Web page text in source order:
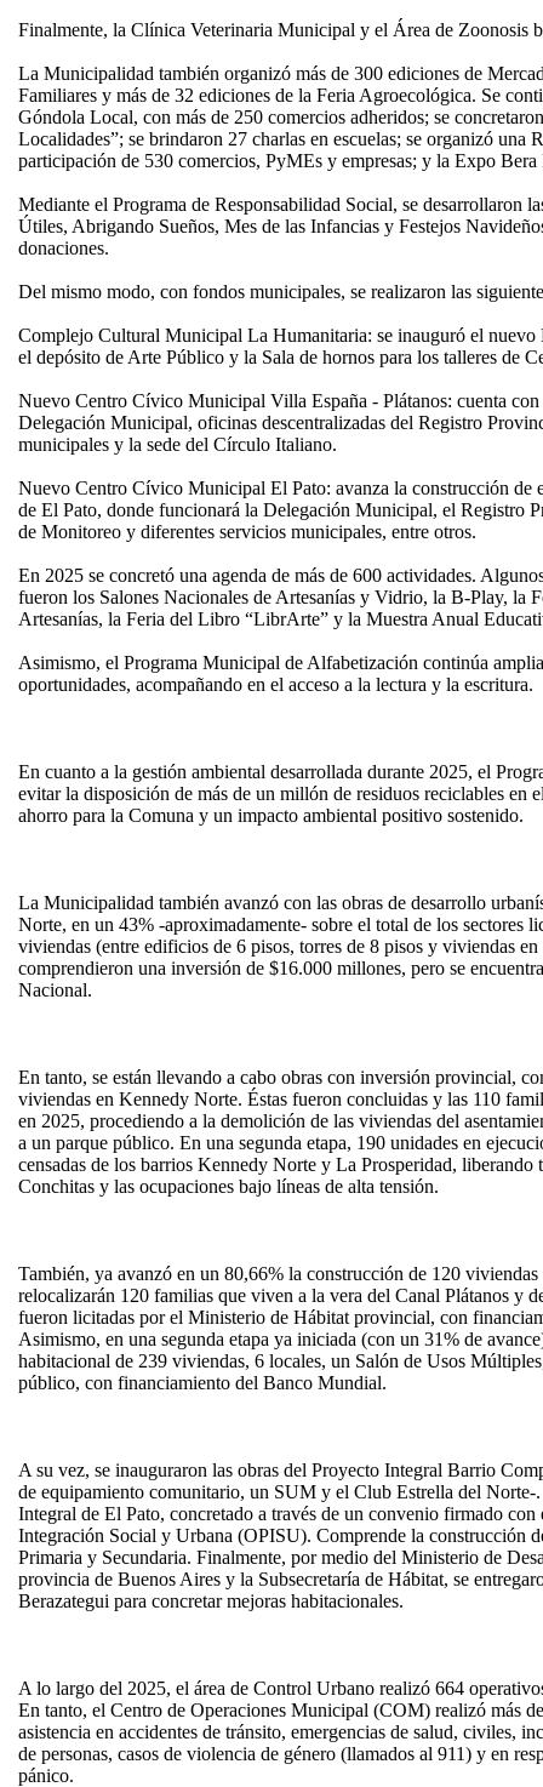
Finalmente, la Clínica Veterinaria Municipal y el Área de Zoonosis
La Municipalidad también organizó más de 300 ediciones de
Familiares y más de 32 ediciones de la Feria Agroecológica. Se
Góndola Local, con más de 250 comercios adheridos; se
Localidades”; se brindaron 27 charlas en escuelas; se organizó una
participación de 530 comercios, PyMEs y empresas; y la Expo
Mediante el Programa de Responsabilidad Social, se desarrollaron
Útiles, Abrigando Sueños, Mes de las Infancias y Festejos
donaciones.
Del mismo modo, con fondos municipales, se realizaron las
Complejo Cultural Municipal La Humanitaria: se inauguró el nuevo
el depósito de Arte Público y la Sala de hornos para los talleres de
Nuevo Centro Cívico Municipal Villa España - Plátanos: cuenta
Delegación Municipal, oficinas descentralizadas del Registro
municipales y la sede del Círculo Italiano.
Nuevo Centro Cívico Municipal El Pato: avanza la construcción de
de El Pato, donde funcionará la Delegación Municipal, el Registro
de Monitoreo y diferentes servicios municipales, entre otros.
En 2025 se concretó una agenda de más de 600 actividades.
fueron los Salones Nacionales de Artesanías y Vidrio, la B-Play, la
Artesanías, la Feria del Libro “LibrArte” y la Muestra Anual
Asimismo, el Programa Municipal de Alfabetización continúa
oportunidades, acompañando en el acceso a la lectura y la escritura.
En cuanto a la gestión ambiental desarrollada durante 2025, el
evitar la disposición de más de un millón de residuos reciclables en
ahorro para la Comuna y un impacto ambiental positivo sostenido.
La Municipalidad también avanzó con las obras de desarrollo
Norte, en un 43% -aproximadamente- sobre el total de los sectores
viviendas (entre edificios de 6 pisos, torres de 8 pisos y viviendas
comprendieron una inversión de $16.000 millones, pero se
Nacional.
En tanto, se están llevando a cabo obras con inversión provincial,
viviendas en Kennedy Norte. Éstas fueron concluidas y las 110
en 2025, procediendo a la demolición de las viviendas del
a un parque público. En una segunda etapa, 190 unidades en
censadas de los barrios Kennedy Norte y La Prosperidad,
Conchitas y las ocupaciones bajo líneas de alta tensión.
También, ya avanzó en un 80,66% la construcción de 120
relocalizarán 120 familias que viven a la vera del Canal Plátanos y
fueron licitadas por el Ministerio de Hábitat provincial, con
Asimismo, en una segunda etapa ya iniciada (con un 31% de
habitacional de 239 viviendas, 6 locales, un Salón de Usos
público, con financiamiento del Banco Mundial.
A su vez, se inauguraron las obras del Proyecto Integral Barrio
de equipamiento comunitario, un SUM y el Club Estrella del Norte-
Integral de El Pato, concretado a través de un convenio firmado
Integración Social y Urbana (OPISU). Comprende la construcción
Primaria y Secundaria. Finalmente, por medio del Ministerio de
provincia de Buenos Aires y la Subsecretaría de Hábitat, se
Berazategui para concretar mejoras habitacionales.
A lo largo del 2025, el área de Control Urbano realizó 664
En tanto, el Centro de Operaciones Municipal (COM) realizó más
asistencia en accidentes de tránsito, emergencias de salud, civiles,
de personas, casos de violencia de género (llamados al 911) y en
pánico.